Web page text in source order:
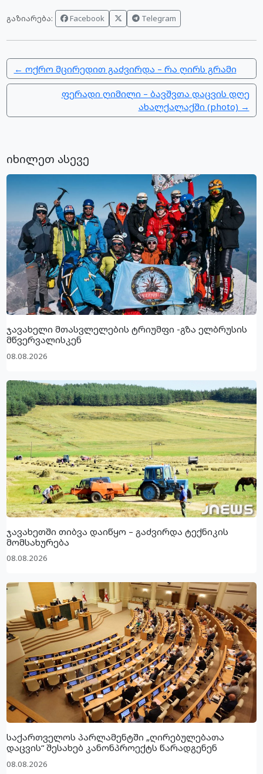
გაზიარება: Facebook Telegram
← ოქრო მცირედით გაძვირდა – რა ღირს გრამი
ფერადი ღიმილი – ბავშვთა დაცვის დღე
ახალქალაქში (photo) →
იხილეთ ასევე
ჯავახელი მთასვლელების ტრიუმფი -გზა ელბრუსის
მწვერვალისკენ
08.08.2026
ჯავახეთში თიბვა დაიწყო – გაძვირდა ტექნიკის
მომსახურება
08.08.2026
საქართველოს პარლამენტში „ღირებულებათა
დაცვის“ შესახებ კანონპროექტს წარადგენენ
08.08.2026